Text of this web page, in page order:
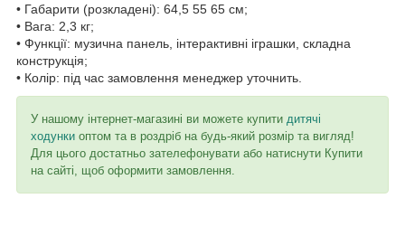
• Габарити (розкладені): 64,5 55 65 см;
• Вага: 2,3 кг;
• Функції: музична панель, інтерактивні іграшки, складна
конструкція;
• Колір: під час замовлення менеджер уточнить.
У нашому інтернет-магазині ви можете купити дитячі
ходунки оптом та в роздріб на будь-який розмір та вигляд!
Для цього достатньо зателефонувати або натиснути Купити
на сайті, щоб оформити замовлення.